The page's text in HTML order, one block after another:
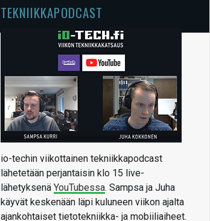
TEKNIIKKAPODCAST
io-techin viikottainen tekniikkapodcast
lähetetään perjantaisin klo 15 live-
lähetyksenä YouTubessa. Sampsa ja Juha
käyvät keskenään läpi kuluneen viikon ajalta
ajankohtaiset tietotekniikka- ja mobiiliaiheet.